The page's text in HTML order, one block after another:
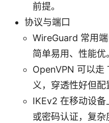
前提。
协议与端口
WireGuard 常用端
简单易用、性能优
OpenVPN 可以走
义，穿透性好但配
IKEv2 在移动设
或密码认证，复杂